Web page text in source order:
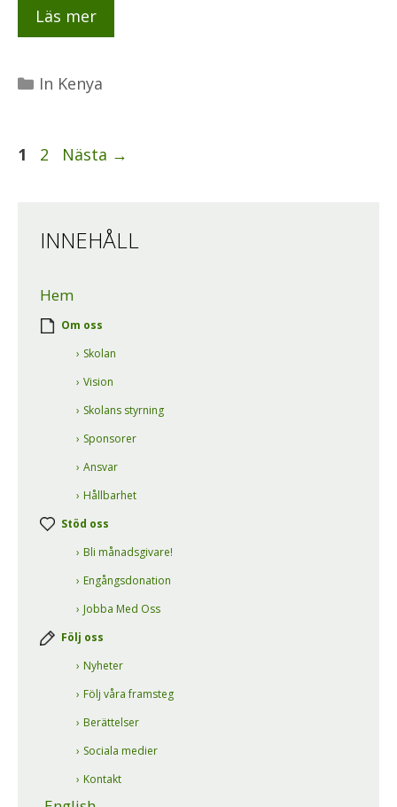
Läs mer
Kategorier
In Kenya
Sida
1 Sida
2 Nästa →
INNEHÅLL
Hem
Om oss
Skolan
Vision
Skolans styrning
Sponsorer
Ansvar
Hållbarhet
Stöd oss
Bli månadsgivare!
Engångsdonation
Jobba Med Oss
Följ oss
Nyheter
Följ våra framsteg
Berättelser
Sociala medier
Kontakt